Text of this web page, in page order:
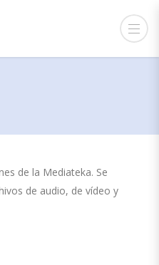
de la Mediateka. Se
de audio, de vídeo y